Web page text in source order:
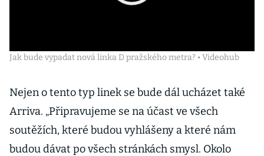
Jak bude vypadat nová linka D pražského metra? • Videohub
Nejen o tento typ linek se bude dál ucházet také
Arriva. „Připravujeme se na účast ve všech
soutěžích, které budou vyhlášeny a které nám
budou dávat po všech stránkách smysl. Okolo